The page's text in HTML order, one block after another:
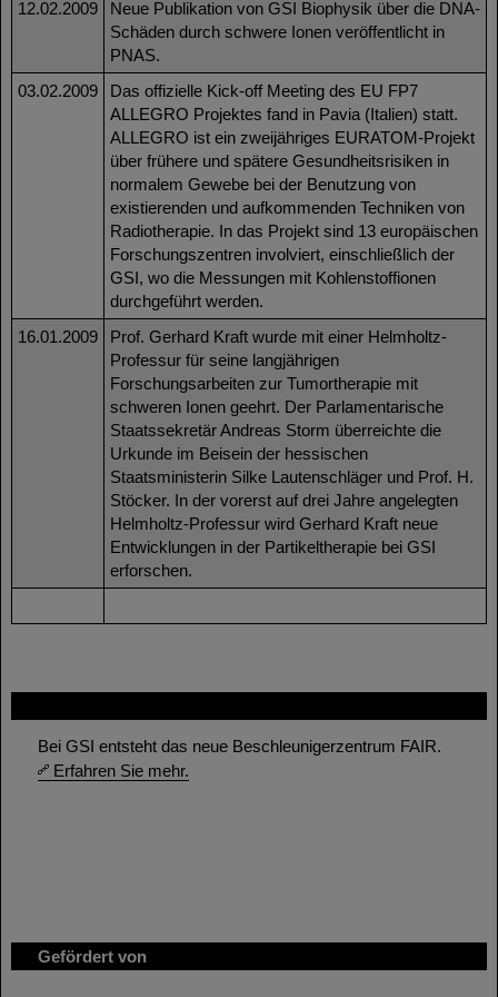
Bei GSI entsteht das neue Beschleunigerzentrum FAIR.
Erfahren Sie mehr.
Gefördert von
12.02.2009
Neue Publikation von GSI Biophysik über die DNA-
Schäden durch schwere Ionen veröffentlicht in
PNAS.
03.02.2009
Das offizielle Kick-off Meeting des EU FP7
ALLEGRO Projektes fand in Pavia (Italien) statt.
ALLEGRO ist ein zweijähriges EURATOM-Projekt
über frühere und spätere Gesundheitsrisiken in
normalem Gewebe bei der Benutzung von
existierenden und aufkommenden Techniken von
Radiotherapie. In das Projekt sind 13 europäischen
Forschungszentren involviert, einschließlich der
GSI, wo die Messungen mit Kohlenstoffionen
durchgeführt werden.
16.01.2009
Prof. Gerhard Kraft wurde mit einer Helmholtz-
Professur für seine langjährigen
Forschungsarbeiten zur Tumortherapie mit
schweren Ionen geehrt. Der Parlamentarische
Staatssekretär Andreas Storm überreichte die
Urkunde im Beisein der hessischen
Staatsministerin Silke Lautenschläger und Prof. H.
Stöcker. In der vorerst auf drei Jahre angelegten
Helmholtz-Professur wird Gerhard Kraft neue
Entwicklungen in der Partikeltherapie bei GSI
erforschen.